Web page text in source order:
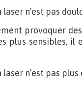
laser n’est pas
provoquer
plus sensibles, il
laser n’est pas plus